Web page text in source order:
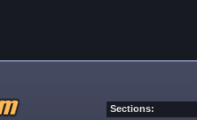
Sections: